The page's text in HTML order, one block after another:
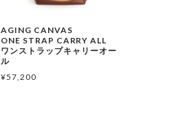
AGING CANVAS
ONE STRAP CARRY ALL
ワンストラップキャリーオー
ル
¥57,200